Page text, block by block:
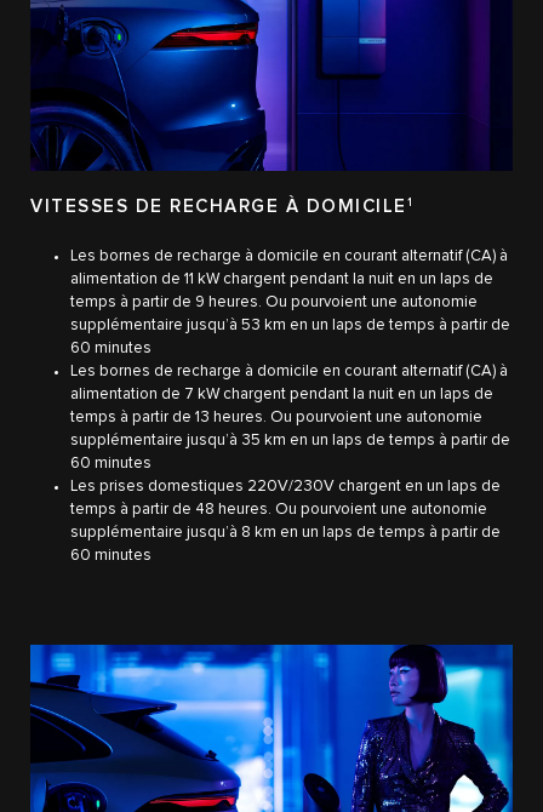
VITESSES DE RECHARGE À DOMICILE 1
Les bornes de recharge à domicile en courant alternatif (CA) à
alimentation de 11 kW chargent pendant la nuit en un laps de
temps à partir de 9 heures. Ou pourvoient une autonomie
supplémentaire jusqu’à 53 km en un laps de temps à partir de
60 minutes
Les bornes de recharge à domicile en courant alternatif (CA) à
alimentation de 7 kW chargent pendant la nuit en un laps de
temps à partir de 13 heures. Ou pourvoient une autonomie
supplémentaire jusqu’à 35 km en un laps de temps à partir de
60 minutes
Les prises domestiques 220V/230V chargent en un laps de
temps à partir de 48 heures. Ou pourvoient une autonomie
supplémentaire jusqu’à 8 km en un laps de temps à partir de
60 minutes